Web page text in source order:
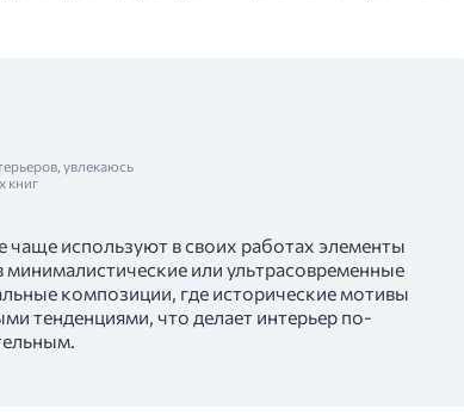
увлекаюсь
книг
чаще используют в своих работах элементы
минималистические или ультрасовременные
композиции, где исторические мотивы
тенденциями, что делает интерьер по-